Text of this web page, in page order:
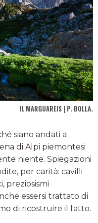
IL MARGUAREIS | P. BOLLA.
siano andati a
di Alpi piemontesi
niente. Spiegazioni
per carità: cavilli
preziosismi
essersi trattato di
di ricostruire il fatto.